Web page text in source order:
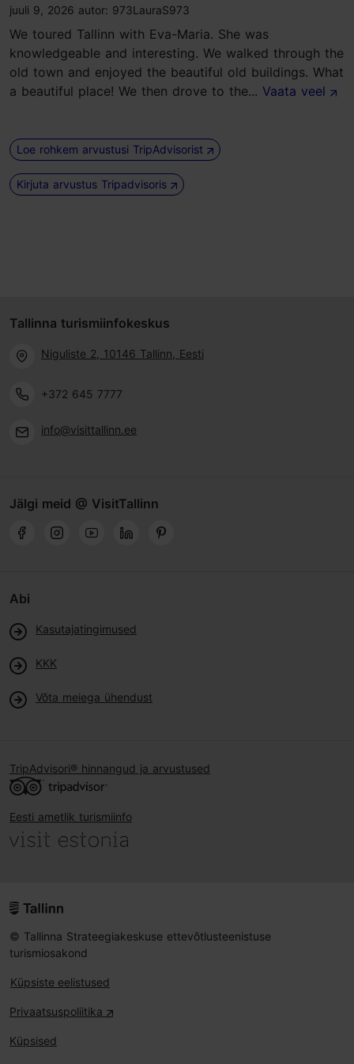
juuli 9, 2026 autor: 973LauraS973
We toured Tallinn with Eva-Maria. She was
knowledgeable and interesting. We walked through the
old town and enjoyed the beautiful old buildings. What
a beautiful place! We then drove to the... Vaata veel
Loe rohkem arvustusi TripAdvisorist
Kirjuta arvustus Tripadvisoris
Tallinna turismiinfokeskus
Niguliste 2, 10146 Tallinn, Eesti
+372 645 7777
info@visittallinn.ee
Jälgi meid @ VisitTallinn
Abi
Kasutajatingimused
KKK
Võta meiega ühendust
TripAdvisori® hinnangud ja arvustused
Eesti ametlik turismiinfo
© Tallinna Strateegiakeskuse ettevõtlusteenistuse
turismiosakond
Küpsiste eelistused
Privaatsuspoliitika
Küpsised